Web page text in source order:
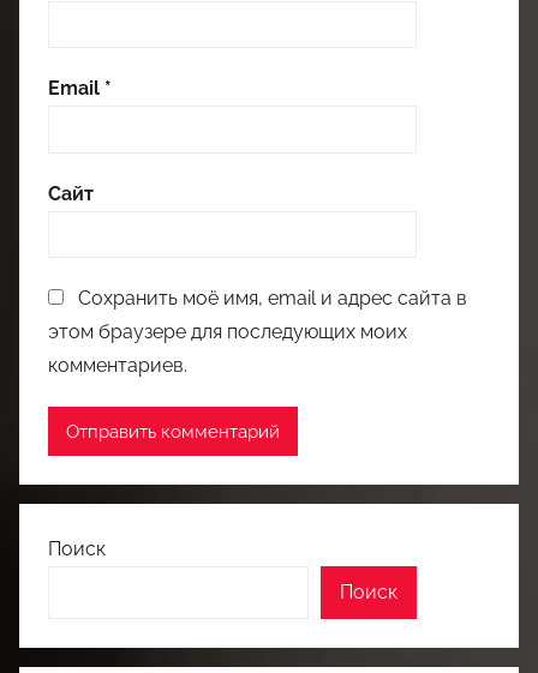
Email *
Сайт
Сохранить моё имя, email и адрес сайта в
этом браузере для последующих моих
комментариев.
Поиск
Поиск